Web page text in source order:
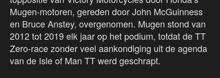
Mugen-motoren, gereden door John McGuinness
en Bruce Anstey, overgenomen. Mugen stond van
2012 tot 2019 elk jaar op het podium, totdat de TT
Zero-race zonder veel aankondiging uit de agenda
van de Isle of Man TT werd geschrapt.